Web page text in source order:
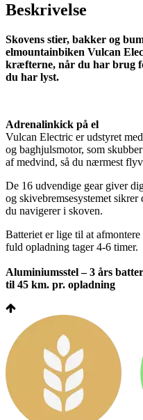
Beskrivelse
Skovens stier, bakker og
elmountainbiken Vulcan
kræfterne, når du har brug
du har lyst.
Adrenalinkick på el
Vulcan Electric er udstyret
og baghjulsmotor, som
af medvind, så du nærmest
De 16 udvendige gear giver
og skivebremsesystemet
du navigerer i skoven.
Batteriet er lige til at
fuld opladning tager 4-6 timer.
Aluminiumsstel – 3 års
til 45 km. pr. opladning